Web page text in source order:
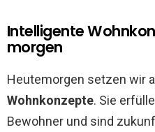
Intelligente
morgen
Heutemorgen setzen wir
Wohnkonzepte. Sie
Bewohner und sind